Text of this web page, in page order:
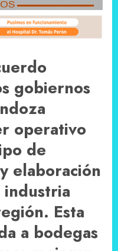
gobiernos
operativo
de
elaboración
Esta
a bodegas